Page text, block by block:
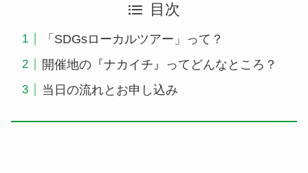
目次
「SDGsローカルツアー」って？
開催地の『ナカイチ』ってどんなところ？
当日の流れとお申し込み